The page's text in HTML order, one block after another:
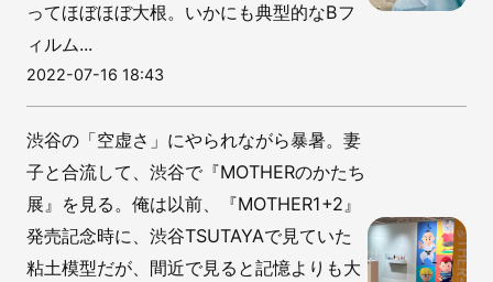
ってほぼほぼ大根。いかにも典型的なBフ
ィルム...
2022-07-16 18:43
渋谷の「空虚さ」にやられながら暴暑。妻
子と合流して、渋谷で『MOTHERのかたち
展』を見る。俺は以前、『MOTHER1+2』
発売記念時に、渋谷TSUTAYAで見ていた
粘土模型だが、間近で見ると記憶よりも大